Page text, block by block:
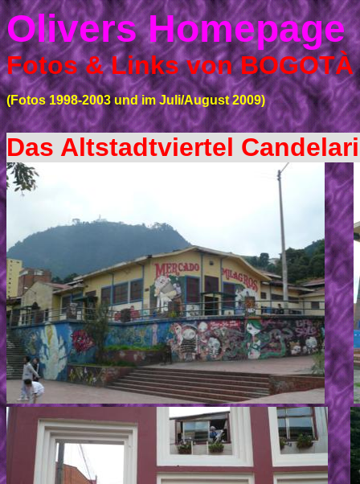
Olivers Homepage
Fotos & Links von BOGOTÀ
(Fotos 1998-2003 und im Juli/August 2009)
Das Altstadtviertel